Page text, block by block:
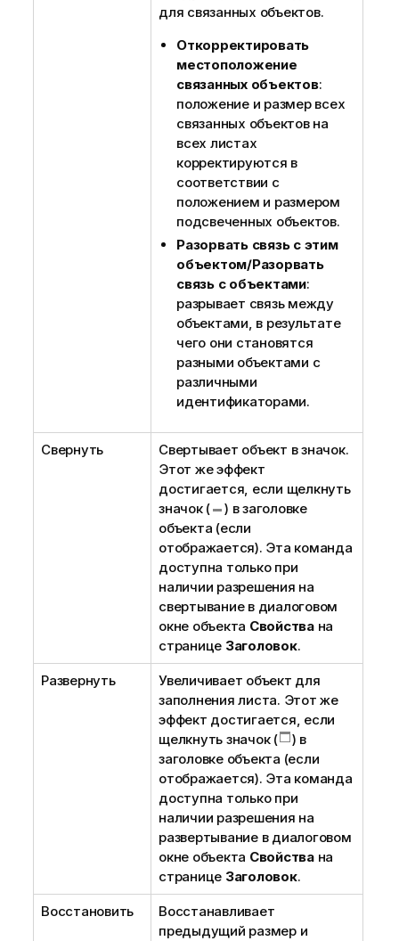
для связанных объектов.
Откорректировать
местоположение
связанных объектов:
положение и размер всех
связанных объектов на
всех листах
корректируются в
соответствии с
положением и размером
подсвеченных объектов.
Разорвать связь с этим
объектом/Разорвать
связь с объектами:
разрывает связь между
объектами, в результате
чего они становятся
разными объектами с
различными
идентификаторами.
Свернуть
Свертывает объект в значок.
Этот же эффект
достигается, если щелкнуть
значок (
) в заголовке
объекта (если
отображается). Эта команда
доступна только при
наличии разрешения на
свертывание в диалоговом
окне объекта Свойствана
странице Заголовок.
Развернуть
Увеличивает объект для
заполнения листа. Этот же
эффект достигается, если
щелкнуть значок (
) в
заголовке объекта (если
отображается). Эта команда
доступна только при
наличии разрешения на
развертывание в диалоговом
окне объекта Свойствана
странице Заголовок.
Восстановить
Восстанавливает
предыдущий размер и